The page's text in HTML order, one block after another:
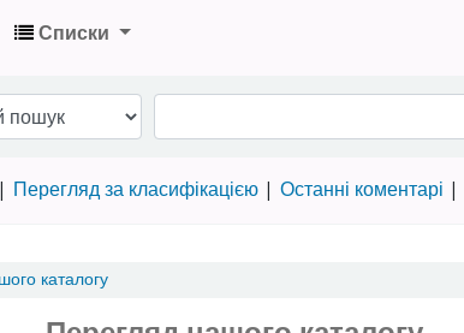
Списки
Перегляд за класифікацією Останні коментарі
каталогу